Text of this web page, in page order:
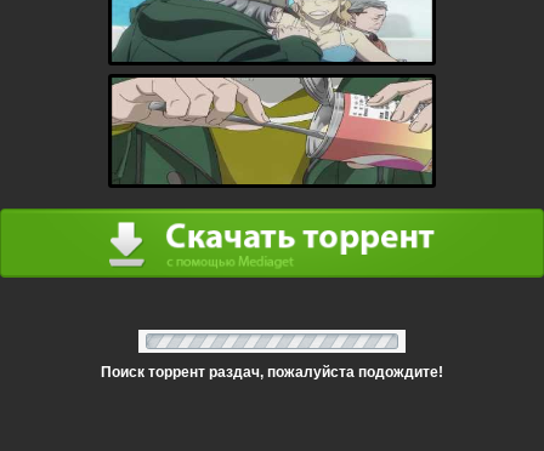
Поиск торрент раздач, пожалуйста подождите!